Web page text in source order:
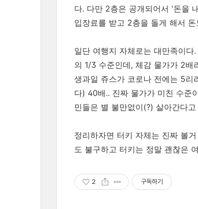
다. 다만 2층은 공개되어서 '돈을
입장료를 받고 2층을 돌게 해서
일단 여행지 자체로는 대만족이
의 1/3 수준인데, 체감 물가가 2배
생과일 쥬스가 코로나 전에는 5
다) 40배.. 진짜 물가가 미친 수준
민들은 별 불만없이(?) 살아간다
정리하자면 터키 자체는 진짜 볼
도 불구하고 터키는 정말 괜찮은
2 구독하기